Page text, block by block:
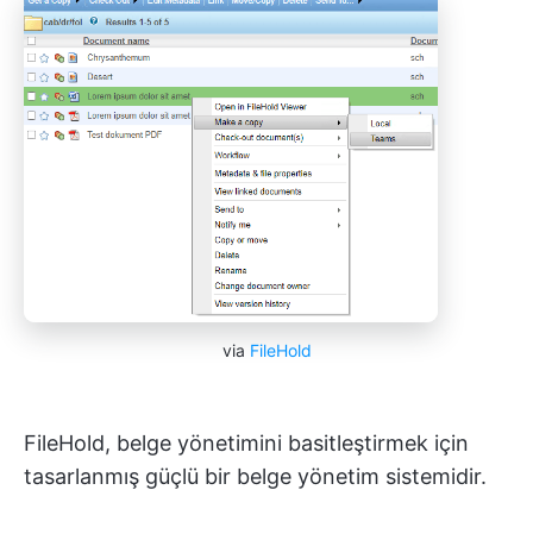
via FileHold
FileHold, belge yönetimini basitleştirmek için
tasarlanmış güçlü bir belge yönetim sistemidir.